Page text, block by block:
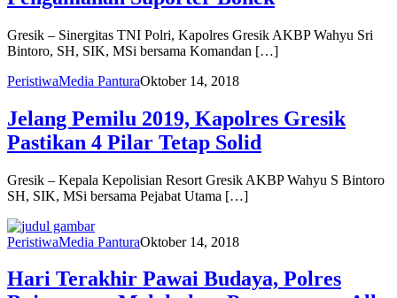
Gresik – Sinergitas TNI Polri, Kapolres Gresik AKBP Wahyu Sri
Bintoro, SH, SIK, MSi bersama Komandan […]
PeristiwaMedia PanturaOktober 14, 2018
Jelang Pemilu 2019, Kapolres Gresik
Pastikan 4 Pilar Tetap Solid
Gresik – Kepala Kepolisian Resort Gresik AKBP Wahyu S Bintoro
SH, SIK, MSi bersama Pejabat Utama […]
PeristiwaMedia PanturaOktober 14, 2018
Hari Terakhir Pawai Budaya, Polres